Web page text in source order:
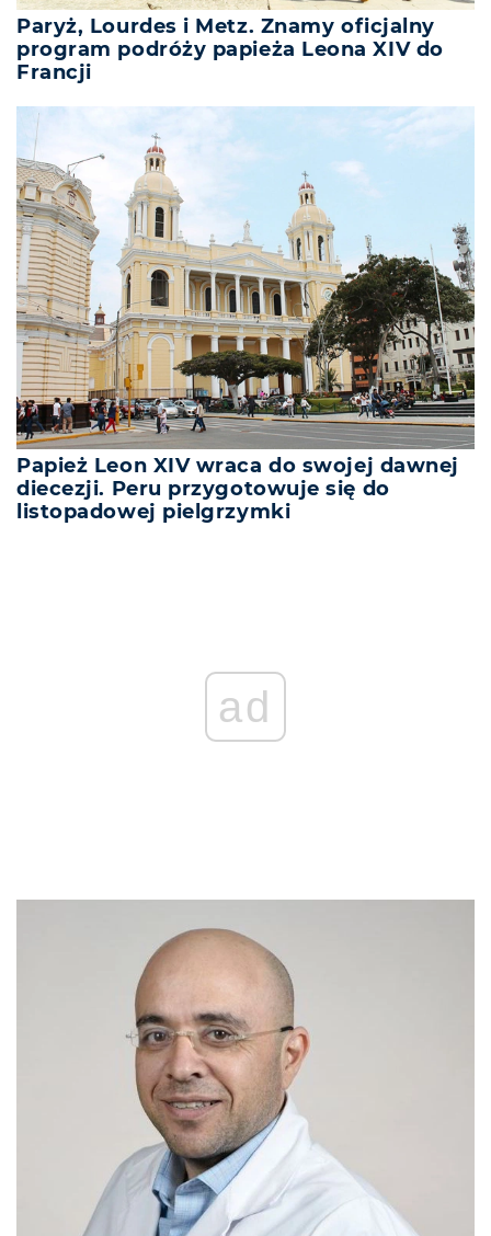
Paryż, Lourdes i Metz. Znamy oficjalny
program podróży papieża Leona XIV do
Francji
Papież Leon XIV wraca do swojej dawnej
diecezji. Peru przygotowuje się do
listopadowej pielgrzymki
ad